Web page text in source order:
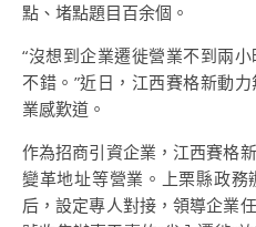
點、堵點題目百余個。
“沒想到企業遷徙營業不到兩
不錯。”近日，江西賽格新動
業感歎道。
作為招商引資企業，江西賽格
變革地址等營業。上栗縣政
后，設定專人對接，領導企業